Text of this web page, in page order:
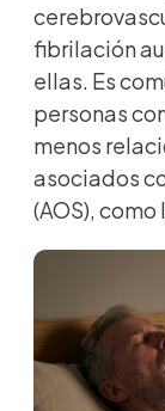
fibrilación
ellas. Es
personas
menos
asociados
(AOS),